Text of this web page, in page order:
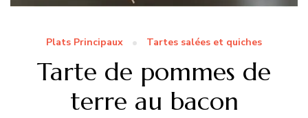
Plats Principaux Tartes salées et quiches
Tarte de pommes de
terre au bacon